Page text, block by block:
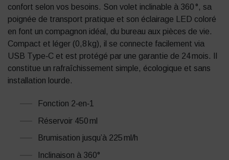
confort selon vos besoins. Son volet inclinable à 360 °, sa
poignée de transport pratique et son éclairage LED coloré
en font un compagnon idéal, du bureau aux pièces de vie.
Compact et léger (0,8 kg), il se connecte facilement via
USB Type‑C et est protégé par une garantie de 24 mois. Il
constitue un rafraîchissement simple, écologique et sans
installation lourde.
Fonction 2‑en‑1
Réservoir 450 ml
Brumisation jusqu’à 225 ml/h
Inclinaison à 360°